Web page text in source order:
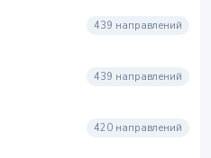
439 направлений
439 направлений
420 направлений